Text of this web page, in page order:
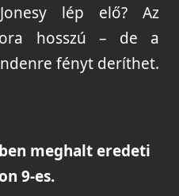
lép elő? Az
hosszú – de a
fényt deríthet.
meghalt eredeti
9-es.